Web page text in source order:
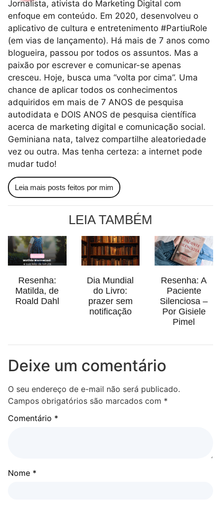
Jornalista, ativista do Marketing Digital com
enfoque em conteúdo. Em 2020, desenvolveu o
aplicativo de cultura e entretenimento #PartiuRole
(em vias de lançamento). Há mais de 7 anos como
blogueira, passou por todos os assuntos. Mas a
paixão por escrever e comunicar-se apenas
cresceu. Hoje, busca uma “volta por cima”. Uma
chance de aplicar todos os conhecimentos
adquiridos em mais de 7 ANOS de pesquisa
autodidata e DOIS ANOS de pesquisa científica
acerca de marketing digital e comunicação social.
Geminiana nata, talvez compartilhe aleatoriedade
vez ou outra. Mas tenha certeza: a internet pode
mudar tudo!
Leia mais posts feitos por mim
LEIA TAMBÉM
Resenha:
Matilda, de
Roald Dahl
Dia Mundial
do Livro:
prazer sem
notificação
Resenha: A
Paciente
Silenciosa –
Por Gisiele
Pimel
Deixe um comentário
O seu endereço de e-mail não será publicado.
Campos obrigatórios são marcados com *
Comentário *
Nome *